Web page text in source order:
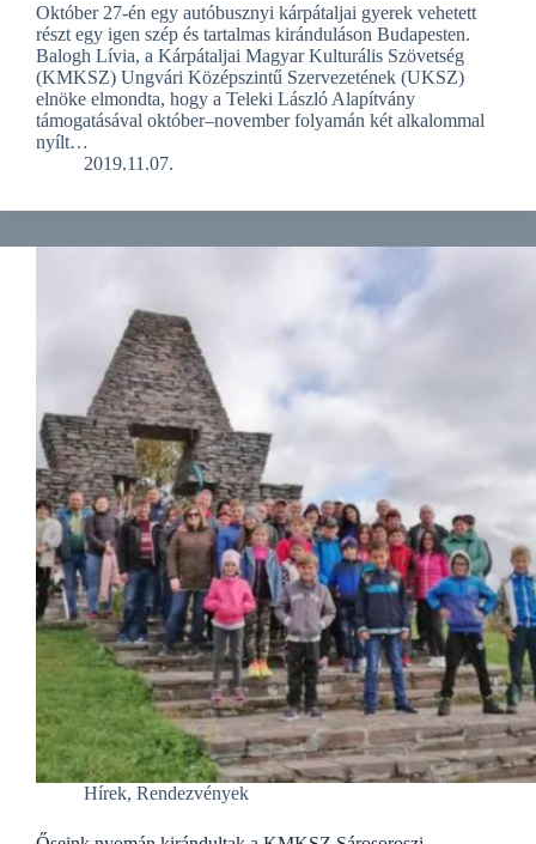
Október 27-én egy autóbusznyi kárpátaljai gyerek vehetett
részt egy igen szép és tartalmas kiránduláson Budapesten.
Balogh Lívia, a Kárpátaljai Magyar Kulturális Szövetség
(KMKSZ) Ungvári Középszintű Szervezetének (UKSZ)
elnöke elmondta, hogy a Teleki László Alapítvány
támogatásával október–november folyamán két alkalommal
nyílt…
2019.11.07.
Hírek, Rendezvények